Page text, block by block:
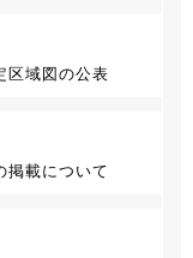
区域図の公表
掲載について